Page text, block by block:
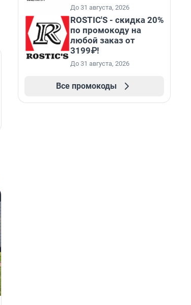
До 31 августа, 2026
ROSTIC'S - скидка 20%
по промокоду на
любой заказ от
3199₽!
До 31 августа, 2026
Все промокоды